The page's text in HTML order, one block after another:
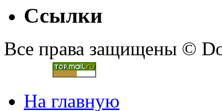
Ссылки
Все права защищены ©
На главную